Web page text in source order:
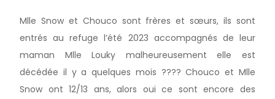
Mlle Snow et Chouco sont frères et sœurs, ils sont
entrés au refuge l’été 2023 accompagnés de leur
maman Mlle Louky malheureusement elle est
décédée il y a quelques mois ???? Chouco et Mlle
Snow ont 12/13 ans, alors oui ce sont encore des